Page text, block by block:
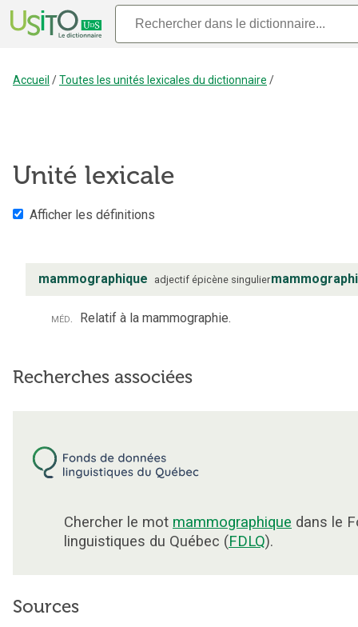
Accueil /Toutes les unités lexicales du dictionnaire /
Unité lexicale
Afficher les définitions
mammographique adjectif épicène singulier
méd. Relatif à la mammographie.
Recherches associées
Chercher le mot mammographique dans le
linguistiques du Québec (FDLQ).
Sources